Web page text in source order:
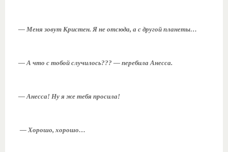
— Меня зовут Кристен. Я не отсюда, а с другой планеты…
— А что с тобой случилось??? — перебила Анесса.
— Анесса! Ну я же тебя просила!
— Хорошо, хорошо…